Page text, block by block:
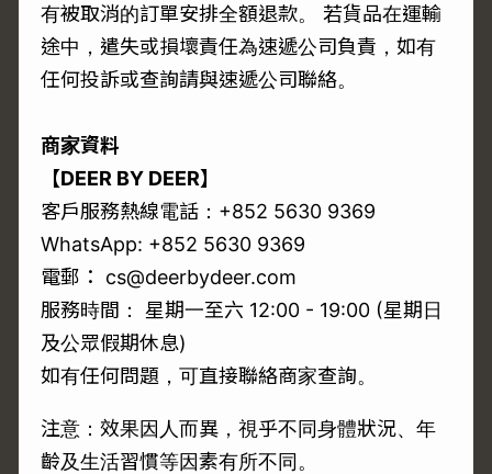
有被取消的訂單安排全額退款。 若貨品在運輸
途中，遣失或損壞責任為速遞公司負責，如有
任何投訴或查詢請與速遞公司聯絡。
商家資料
【DEER BY DEER】
客戶服務熱線電話：+852 5630 9369
WhatsApp: +852 5630 9369
電郵： cs@deerbydeer.com
服務時間： 星期一至六 12:00 - 19:00 (星期日
及公眾假期休息)
如有任何問題，可直接聯絡商家查詢。
注意：效果因人而異，視乎不同身體狀況、年
齡及生活習慣等因素有所不同。